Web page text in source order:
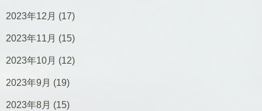
2023年12月 (17)
2023年11月 (15)
2023年10月 (12)
2023年9月 (19)
2023年8月 (15)